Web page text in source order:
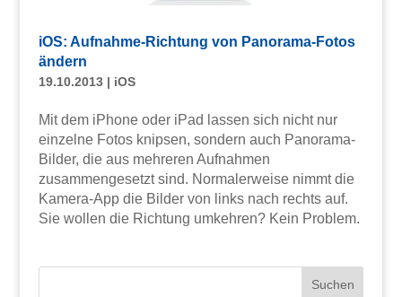
iOS: Aufnahme-Richtung von Panorama-Fotos
ändern
19.10.2013| iOS
Mit dem iPhone oder iPad lassen sich nicht nur
einzelne Fotos knipsen, sondern auch Panorama-
Bilder, die aus mehreren Aufnahmen
zusammengesetzt sind. Normalerweise nimmt die
Kamera-App die Bilder von links nach rechts auf.
Sie wollen die Richtung umkehren? Kein Problem.